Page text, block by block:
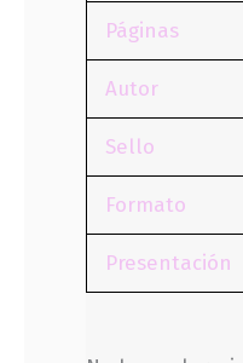
Páginas
Autor
Sello
Formato
Presentación